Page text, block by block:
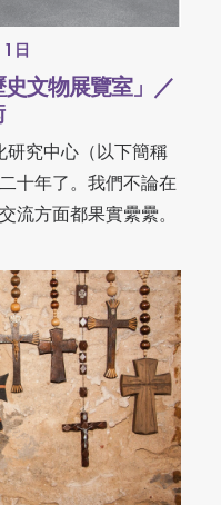
日
文物展覽室」／
究中心（以下簡稱
十年了。我們不論在
流方面都果實纍纍。